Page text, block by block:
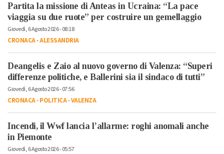
Partita la missione di Anteas in Ucraina: “La pace
viaggia su due ruote” per costruire un gemellaggio
Giovedì, 6 Agosto 2026 - 08:18
CRONACA-ALESSANDRIA
Deangelis e Zaio al nuovo governo di Valenza: “Superi
differenze politiche, e Ballerini sia il sindaco di tutti”
Giovedì, 6 Agosto 2026 - 07:56
CRONACA-POLITICA-VALENZA
Incendi, il Wwf lancia l’allarme: roghi anomali anche
in Piemonte
Giovedì, 6 Agosto 2026 - 05:57